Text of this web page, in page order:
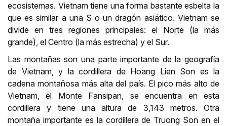
ecosistemas. Vietnam tiene una forma bastante esbelta la
que es similar a una S o un dragón asiático. Vietnam se
divide en tres regiones principales: el Norte (la más
grande), el Centro (la más estrecha) y el Sur.
Las montañas son una parte importante de la geografía
de Vietnam, y la cordillera de Hoang Lien Son es la
cadena montañosa más alta del país. El pico más alto de
Vietnam, el Monte Fansipan, se encuentra en esta
cordillera y tiene una altura de 3,143 metros. Otra
montaña importante es la cordillera de Truong Son en el